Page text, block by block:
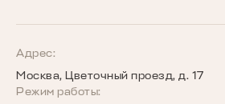
Программы страхования
Запись на сервис
Сообщество владельцев TENET
Беговое сообщество TENET
Адрес:
Москва, Цветочный проезд, д. 17
Режим работы: